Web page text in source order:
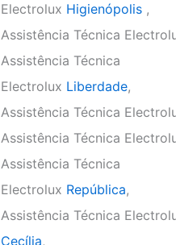
Electrolux Higienópolis ,
Assistência Técnica
Assistência Técnica
Electrolux Liberdade,
Assistência Técnica
Assistência Técnica
Assistência Técnica
Electrolux República,
Assistência Técnica
Cecília,